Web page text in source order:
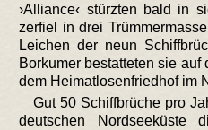
›Alliance‹ stürzten bald in
zerfiel in drei
Leichen der neun
Borkumer bestatteten sie auf
dem Heimatlosenfriedhof im
Gut 50 Schiffbrüche pro
deutschen Nordseeküste